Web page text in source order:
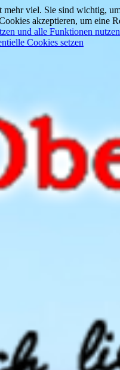
viel. Sie sind wichtig,
akzeptieren, um
und alle Funktionen nutzen
Cookies setzen